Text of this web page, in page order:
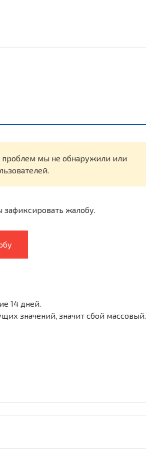
проблем мы не обнаружили или
зафиксировать жалобу.
14 дней.
значений, значит сбой массовый.